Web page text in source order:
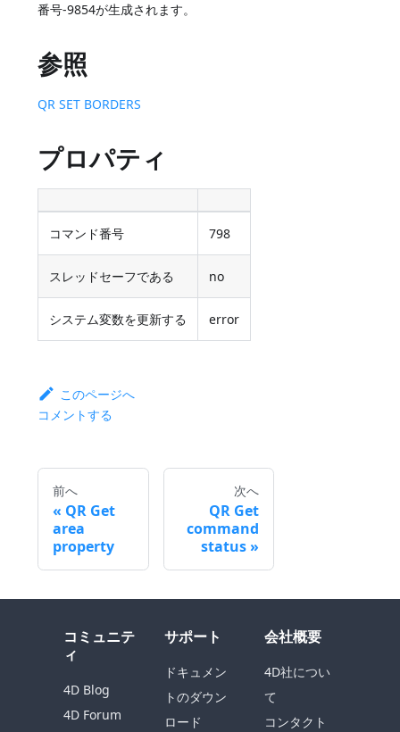
番号-9854が生成されます。
参照
QR SET BORDERS
プロパティ
コマンド番号 798
スレッドセーフである no
システム変数を更新する error
このページへ
コメントする
前へ
QR Get
area
property
次へ
QR Get
command
status
コミュニテ
ィ
4D Blog
4D Forum
サポート
ドキュメン
トのダウン
ロード
会社概要
4D社につい
て
コンタクト